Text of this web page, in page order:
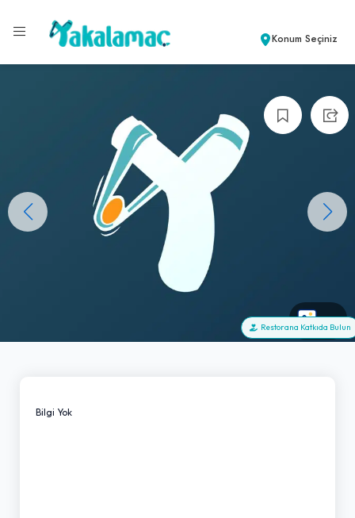
Konum Seçiniz
+0
Restorana Katkıda Bulun
Bilgi Yok